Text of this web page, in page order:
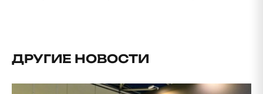
ДРУГИЕ НОВОСТИ